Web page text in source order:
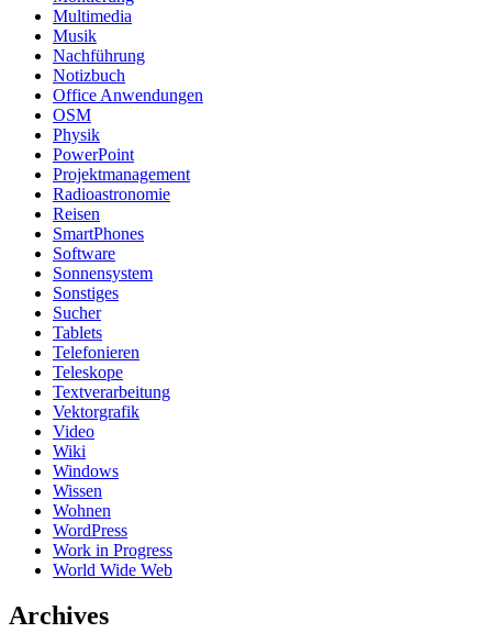
Multimedia
Musik
Nachführung
Notizbuch
Office Anwendungen
OSM
Physik
PowerPoint
Projektmanagement
Radioastronomie
Reisen
SmartPhones
Software
Sonnensystem
Sonstiges
Sucher
Tablets
Telefonieren
Teleskope
Textverarbeitung
Vektorgrafik
Video
Wiki
Windows
Wissen
Wohnen
WordPress
Work in Progress
World Wide Web
Archives